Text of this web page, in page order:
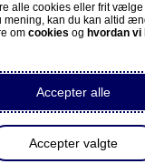
10-04-2026
i krigen i
og
usikkerheden
alle cookies eller frit
mening, kan du kan altid
omcookies og hvordan vi
Accepter alle
Accepter valgte